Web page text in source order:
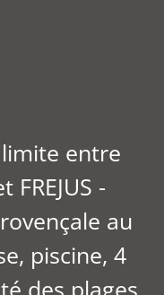
limite entre
FREJUS -
au
piscine, 4
des plages